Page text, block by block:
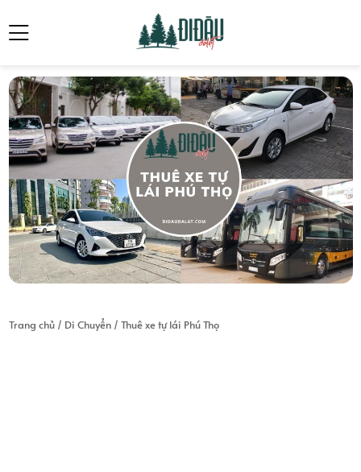
Trang chủ/ Di Chuyển/ Thuê xe tự lái Phú Thọ